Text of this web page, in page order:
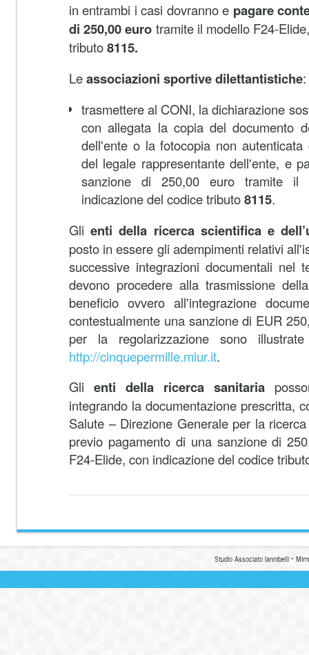
in entrambi i casi dovranno e pagare
di 250,00 euro tramite il modello F24-
tributo8115.
Leassociazioni sportive dilettantistiche:
trasmettere al CONI, la dichiarazione
con allegata la copia del documento
dell'ente o la fotocopia non autenticata
del legale rappresentante dell'ente, e
sanzione di 250,00 euro tramite il
indicazione del codice tributo8115.
Glienti della ricerca scientifica e
posto in essere gli adempimenti relativi
successive integrazioni documentali nel
devono procedere alla trasmissione
beneficio ovvero all'integrazione
contestualmente una sanzione di EUR
per la regolarizzazione sono
http://cinquepermille.miur.it.
Gli enti della ricerca sanitaria
integrando la documentazione prescritta,
Salute – Direzione Generale per la
previo pagamento di una sanzione di
F24-Elide, con indicazione del codice
Studio Associato Iannibelli -